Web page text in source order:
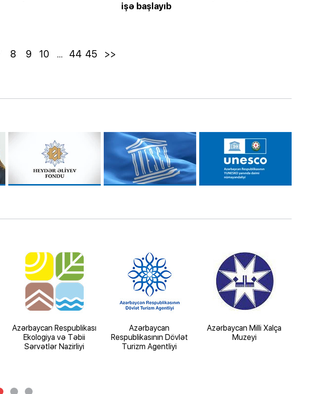
işə başlayıb
8 9 10 ... 44 45 >>
Azərbaycan Respublikası
Ekologiya və Təbii
Sərvətlər Nazirliyi
Azərbaycan
Respublikasının Dövlət
Turizm Agentliyi
Azərbaycan Milli Xalça
Muzeyi